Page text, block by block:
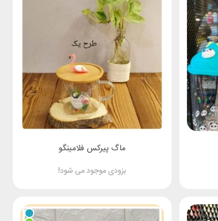
ماگ پیرکس فلامینگو
بزودی موجود می شود!